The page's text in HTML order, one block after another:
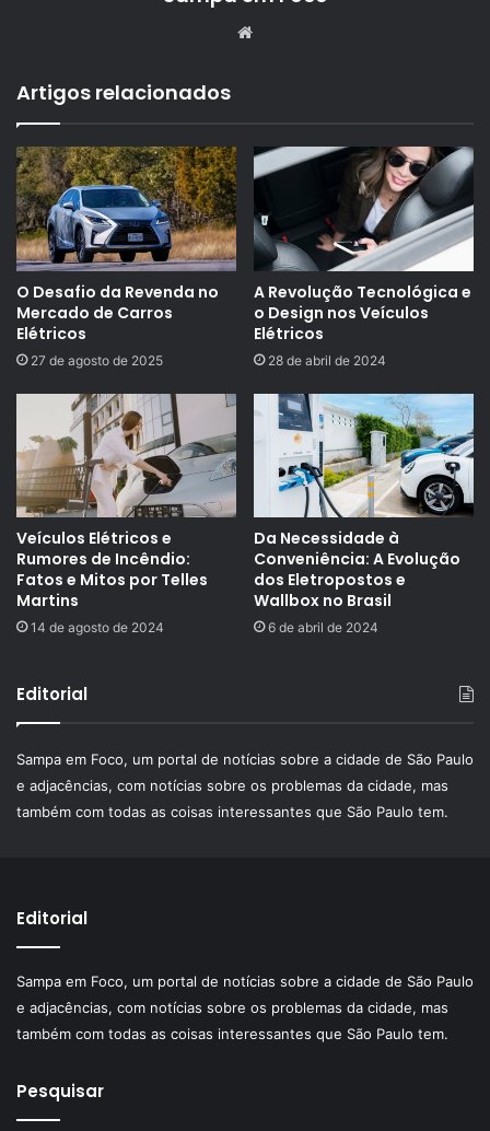
Website
Artigos relacionados
O Desafio da Revenda no
Mercado de Carros
Elétricos
27 de agosto de 2025
A Revolução Tecnológica e
o Design nos Veículos
Elétricos
28 de abril de 2024
Veículos Elétricos e
Rumores de Incêndio:
Fatos e Mitos por Telles
Martins
14 de agosto de 2024
Da Necessidade à
Conveniência: A Evolução
dos Eletropostos e
Wallbox no Brasil
6 de abril de 2024
Editorial
Sampa em Foco, um portal de notícias sobre a cidade de São Paulo
e adjacências, com notícias sobre os problemas da cidade, mas
também com todas as coisas interessantes que São Paulo tem.
Editorial
Sampa em Foco, um portal de notícias sobre a cidade de São Paulo
e adjacências, com notícias sobre os problemas da cidade, mas
também com todas as coisas interessantes que São Paulo tem.
Pesquisar